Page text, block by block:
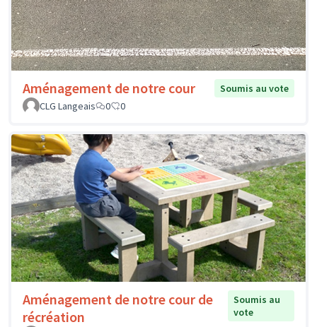
Aménagement de notre cour
Soumis au vote
CLG Langeais
0 0
Aménagement de notre cour de
récréation
Soumis au
vote